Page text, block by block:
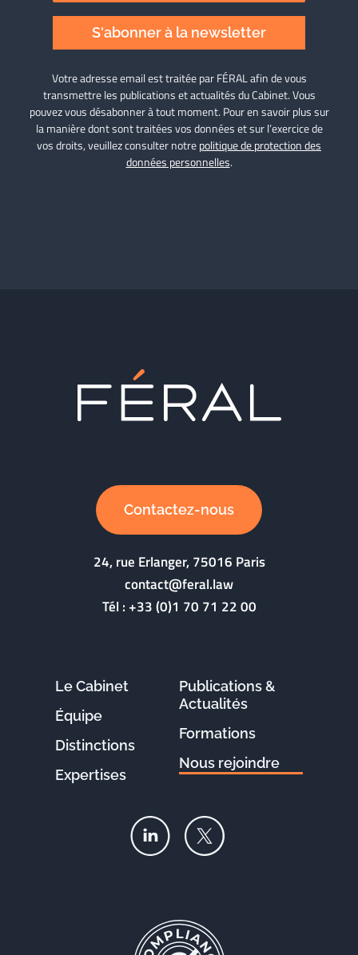
S'abonner à la newsletter
Votre adresse email est traitée par FÉRAL afin de vous
transmettre les publications et actualités du Cabinet. Vous
pouvez vous désabonner à tout moment. Pour en savoir plus sur
la manière dont sont traitées vos données et sur l’exercice de
vos droits, veuillez consulter notrepolitique de protection des
données personnelles.
Contactez-nous
24, rue Erlanger, 75016 Paris
contact@feral.law
Tél :+33 (0)1 70 71 22 00
Le Cabinet
Équipe
Distinctions
Expertises
Publications &
Actualités
Formations
Nous rejoindre